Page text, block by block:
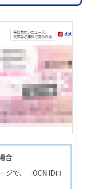
合
ジで、［OCN IDロ